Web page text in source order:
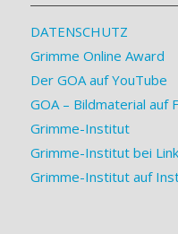
DATENSCHUTZ
Grimme Online Award
Der GOA auf YouTube
GOA – Bildmaterial auf
Grimme-Institut
Grimme-Institut bei
Grimme-Institut auf